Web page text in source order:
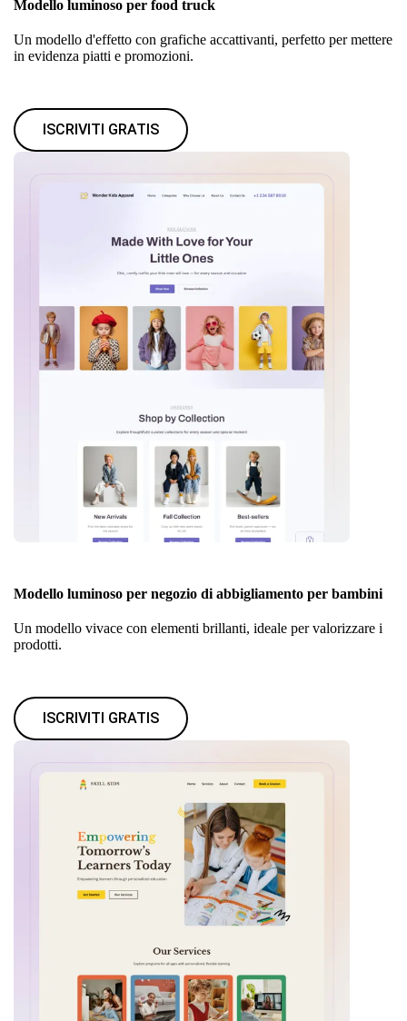
Modello luminoso per food truck
Un modello d'effetto con grafiche accattivanti, perfetto per mettere
in evidenza piatti e promozioni.
ISCRIVITI GRATIS
Modello luminoso per negozio di abbigliamento per bambini
Un modello vivace con elementi brillanti, ideale per valorizzare i
prodotti.
ISCRIVITI GRATIS